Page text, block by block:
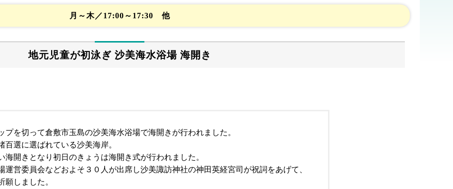
月～木／17:00～17:30 他
地元児童が初泳ぎ 沙美海水浴場 海開き
プを切って倉敷市玉島の沙美海水浴場で海開きが行われました。
百選に選ばれている沙美海岸。
海開きとなり初日のきょうは海開き式が行われました。
運営委員会などおよそ３０人が出席し沙美諏訪神社の神田英経宮司が祝詞をあげて、
願しました。